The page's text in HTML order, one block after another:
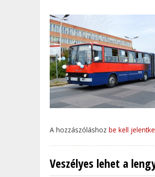
A hozzászóláshoz be kell
Veszélyes lehet a